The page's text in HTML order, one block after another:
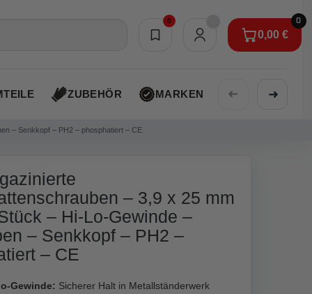
0
Merkliste
0
0,00 €
0,00 €
ZUBEHÖR MARKEN AKTIONEN
➜ ➜
– Senkkopf – PH2 – phosphatiert – CE
– 3,9 x 25 mm
– Hi-Lo-Gewinde –
– Senkkopf – PH2 –
– CE
Gewinde: Sicherer Halt in Metallständerwerk